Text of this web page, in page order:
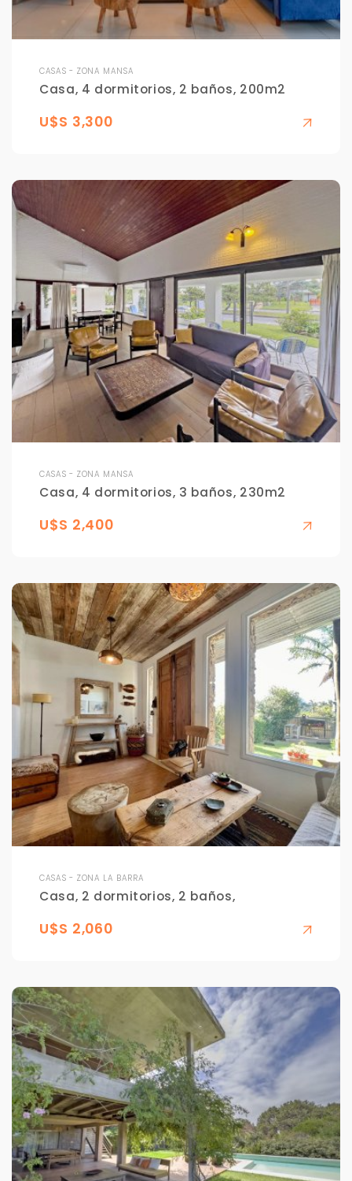
CASAS - ZONA MANSA
Casa, 4 dormitorios, 2 baños, 200m2
U$S 3,300
CASAS - ZONA MANSA
Casa, 4 dormitorios, 3 baños, 230m2
U$S 2,400
CASAS - ZONA LA BARRA
Casa, 2 dormitorios, 2 baños,
U$S 2,060
Déjanos tus datos para identificar tu consulta en el
sistema de gestión de clientes.
Tu nombre *
Tu WhatsApp *
+598